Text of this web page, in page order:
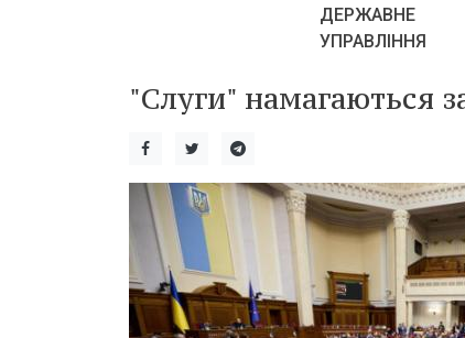
ДЕРЖАВНЕ
УПРАВЛІННЯ
"Слуги" намагаються